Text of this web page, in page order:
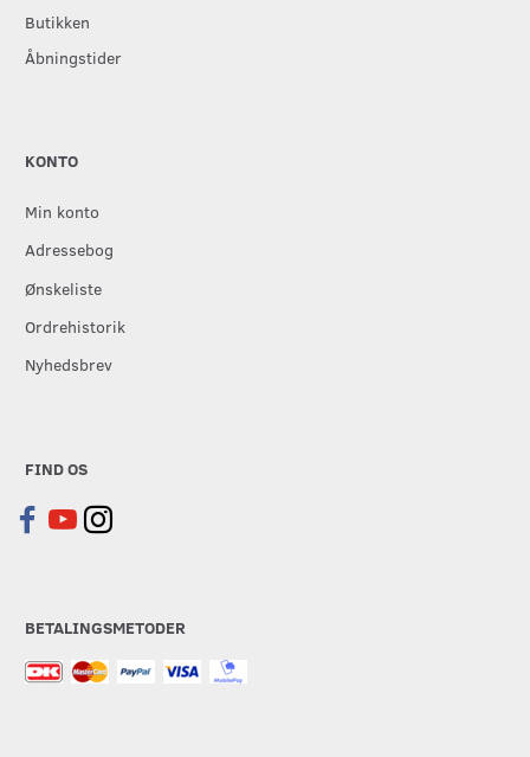
Butikken
Åbningstider
KONTO
Min konto
Adressebog
Ønskeliste
Ordrehistorik
Nyhedsbrev
FIND OS
BETALINGSMETODER